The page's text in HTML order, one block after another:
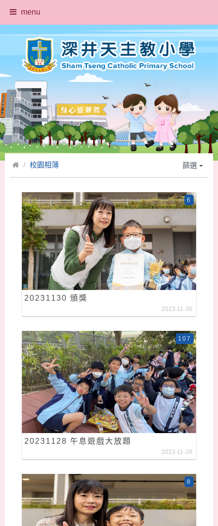
menu
校園相簿 篩選
20231130 頒獎
6
2023-11-30
20231128 午息遊戲大放題
107
2023-11-28
8